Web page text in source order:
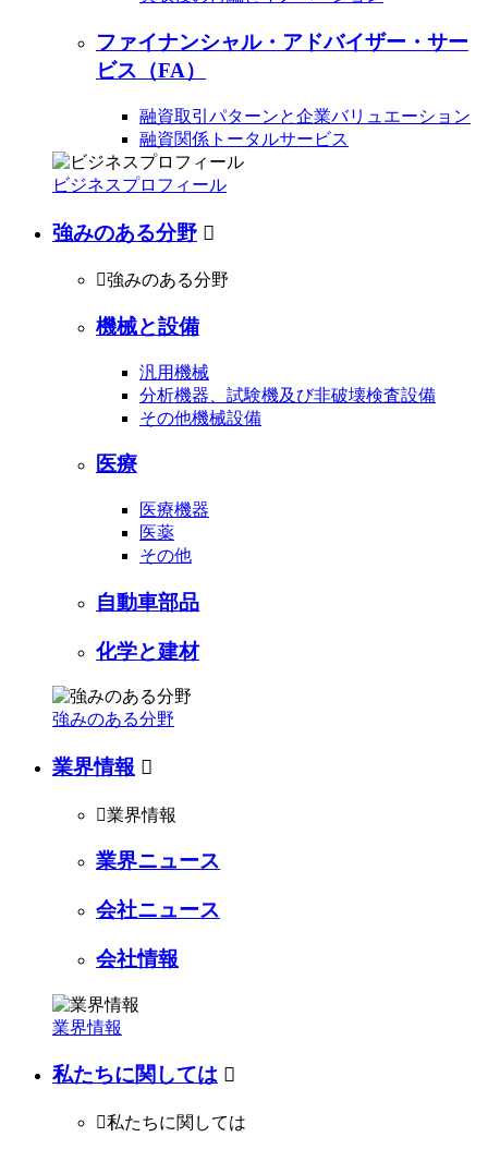
ファイナンシャル・アドバイザー・サー
ビス（FA）
融資取引パターンと企業バリュエーション
融資関係トータルサービス
ビジネスプロフィール
強みのある分野 
強みのある分野
機械と設備
汎用機械
分析機器、試験機及び非破壊検査設備
その他機械設備
医療
医療機器
医薬
その他
自動車部品
化学と建材
強みのある分野
業界情報 
業界情報
業界ニュース
会社ニュース
会社情報
業界情報
私たちに関しては 
私たちに関しては